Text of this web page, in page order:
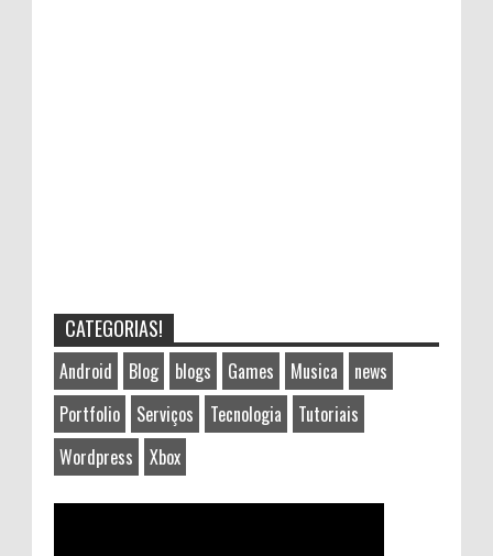
CATEGORIAS!
Android Blog blogs Games Musica
news
Portfolio
Serviços Tecnologia
Tutoriais
Wordpress
Xbox